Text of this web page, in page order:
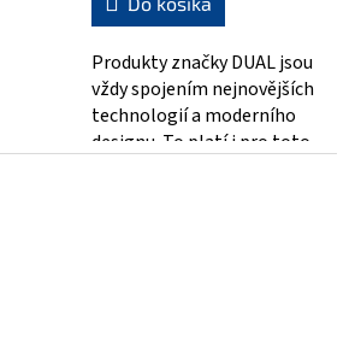
Produkty značky DUAL jsou
vždy spojením nejnovějších
technologií a moderního
designu. To platí i pro toto